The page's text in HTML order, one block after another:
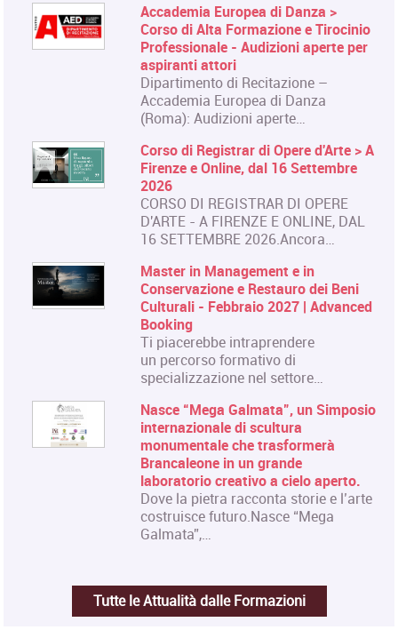
Accademia Europea di Danza >
Corso di Alta Formazione e Tirocinio
Professionale - Audizioni aperte per
aspiranti attori
Dipartimento di Recitazione –
Accademia Europea di Danza
(Roma): Audizioni aperte…
Corso di Registrar di Opere d'Arte > A
Firenze e Online, dal 16 Settembre
2026
CORSO DI REGISTRAR DI OPERE
D'ARTE - A FIRENZE E ONLINE, DAL
16 SETTEMBRE 2026.Ancora…
Master in Management e in
Conservazione e Restauro dei Beni
Culturali - Febbraio 2027 | Advanced
Booking
Ti piacerebbe intraprendere
un percorso formativo di
specializzazione nel settore…
Nasce “Mega Galmata”, un Simposio
internazionale di scultura
monumentale che trasformerà
Brancaleone in un grande
laboratorio creativo a cielo aperto.
Dove la pietra racconta storie e l’arte
costruisce futuro.Nasce “Mega
Galmata”,…
Tutte le Attualità dalle Formazioni